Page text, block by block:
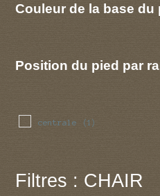
Couleur de la base du
Position du pied par
centrale (1)
Filtres : CHAIR